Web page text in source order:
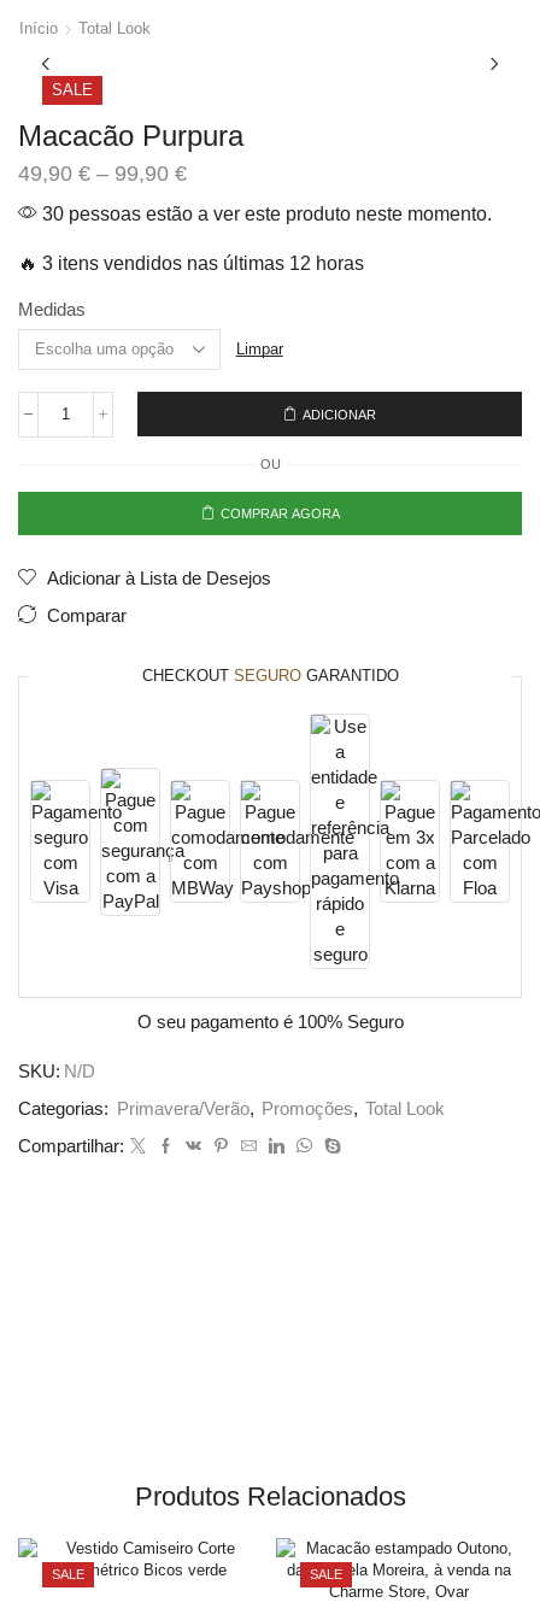
Início Total Look
SALE
Macacão Purpura
49,90 € – 99,90 €
30 pessoas estão a ver este produto neste momento.
🔥 3 itens vendidos nas últimas 12 horas
Medidas
Limpar
ADICIONAR
OU
COMPRAR AGORA
Adicionar à Lista de Desejos
Comparar
CHECKOUT SEGUROGARANTIDO
O seu pagamento é 100% Seguro
SKU: N/D
Categorias:
Primavera/Verão, Promoções, Total Look
Compartilhar:
Produtos Relacionados
SALE SALE